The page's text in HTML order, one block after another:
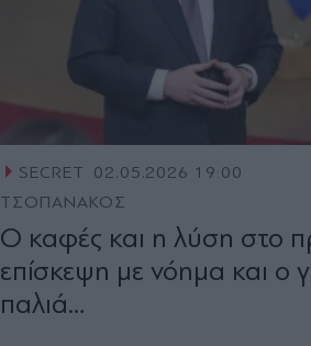
SECRET
02.05.2026 19:00
ΤΣΟΠΑΝΑΚΟΣ
Ο καφές και η λύση στο
επίσκεψη με νόημα και ο
παλιά…